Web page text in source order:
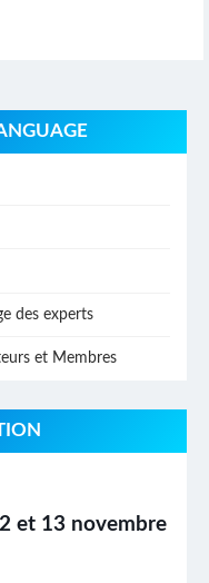
des experts
et Membres
et 13 novembre